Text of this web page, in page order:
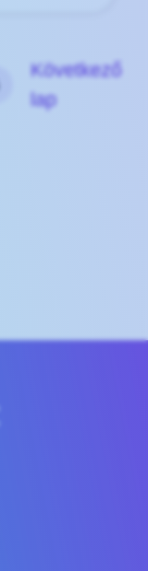
Következő
lap